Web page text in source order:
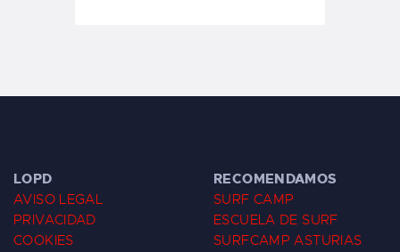
LOPD
AVISO LEGAL
PRIVACIDAD
COOKIES
RECOMENDAMOS
SURF CAMP
ESCUELA DE SURF
SURFCAMP ASTURIAS